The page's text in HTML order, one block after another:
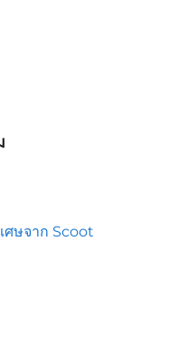
ศษจาก Scoot